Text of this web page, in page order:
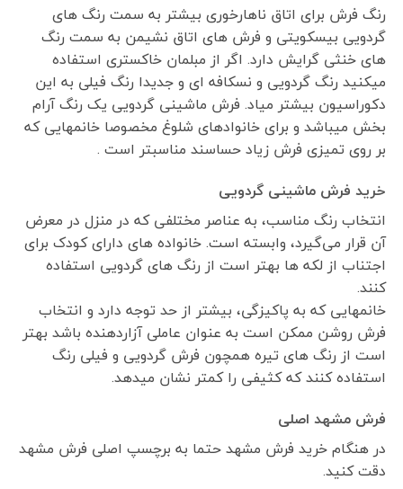
رنگ فرش برای اتاق ناهارخوری بیشتر به سمت رنگ های
گردویی بیسکویتی و فرش های اتاق نشیمن به سمت رنگ
های خنثی گرایش دارد. اگر از مبلمان خاکستری استفاده
میکنید رنگ گردویی و نسکافه ای و جدیدا رنگ فیلی به این
دکوراسیون بیشتر میاد. فرش ماشینی گردویی یک رنگ آرام
بخش میباشد و برای خانوادهای شلوغ مخصوصا خانمهایی که
بر روی تمیزی فرش زیاد حساسند مناسبتر است .
خرید فرش ماشینی گردویی
انتخاب رنگ مناسب، به عناصر مختلفی که در منزل در معرض
آن قرار می‌گیرد، وابسته است. خانواده های دارای کودک برای
اجتناب از لکه ها بهتر است از رنگ های گردویی استفاده
کنند.
خانمهایی که به پاکیزگی، بیشتر از حد توجه دارد و انتخاب
فرش روشن ممکن است به عنوان عاملی آزاردهنده باشد بهتر
است از رنگ های تیره همچون فرش گردویی و فیلی رنگ
استفاده کنند که کثیفی را کمتر نشان میدهد.
فرش مشهد اصلی
در هنگام خرید فرش مشهد حتما به برچسپ اصلی فرش مشهد
دقت کنید.